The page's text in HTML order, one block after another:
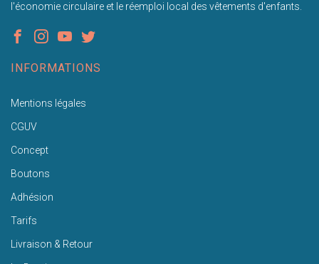
l'économie circulaire et le réemploi local des vêtements d'enfants.
INFORMATIONS
Mentions légales
CGUV
Concept
Boutons
Adhésion
Tarifs
Livraison & Retour